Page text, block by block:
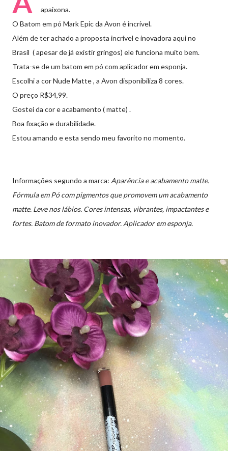
apaixona.
O Batom em pó Mark Epic da Avon é incrível.
Além de ter achado a proposta incrível e inovadora aqui no
Brasil ( apesar de já existir gringos) ele funciona muito bem.
Trata-se de um batom em pó com aplicador em esponja.
Escolhi a cor Nude Matte , a Avon disponibiliza 8 cores.
O preço R$34,99.
Gostei da cor e acabamento ( matte) .
Boa fixação e durabilidade.
Estou amando e esta sendo meu favorito no momento.
Informações segundo a marca: Aparência e acabamento matte.
Fórmula em Pó com pigmentos que promovem um acabamento
matte. Leve nos lábios. Cores intensas, vibrantes, impactantes e
fortes. Batom de formato inovador. Aplicador em esponja.